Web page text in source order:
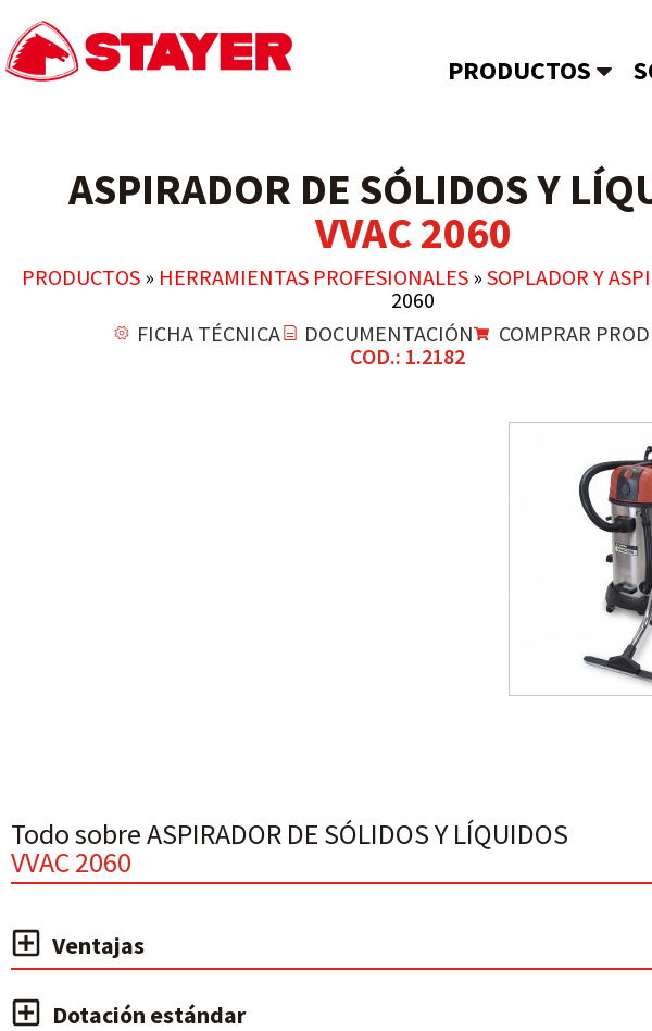
PRODUCTOS
ASPIRADOR DE SÓLIDOS Y
VVAC 2060
PRODUCTOS » HERRAMIENTAS PROFESIONALES » SOPLADOR Y
2060
FICHA TÉCNICA
DOCUMENTACIÓN
COMPRAR
COD.: 1.2182
Todo sobre ASPIRADOR DE SÓLIDOS Y LÍQUIDOS
VVAC 2060
Ventajas
Dotación estándar